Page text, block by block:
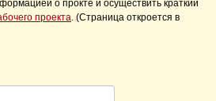
о прокте и осуществить краткий
проекта. (Страница откроется в